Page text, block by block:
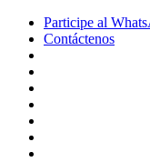
Participe al
Contáctenos